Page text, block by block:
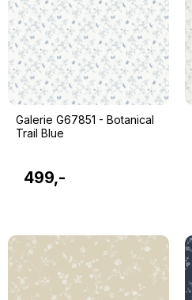
Galerie G67851 - Botanical
Trail Blue
499,-